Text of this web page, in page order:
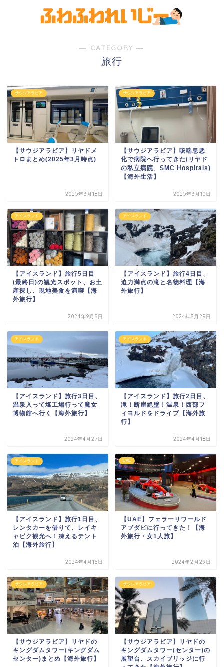
― CATEGORY ―
旅行
サウジアラビア
【サウジアラビア】リヤドメ
トロまとめ(2025年3月時点)
2025年3月18日
サウジアラビア
【サウジアラビア】咳喘息悪
化で病院へ行ってきた(リヤド
の私立病院、SMC Hospitals)
【海外生活】
2025年3月10日
アイスランド
【アイスランド】旅行5日目
(最終日)の観光スポット、お土
産探し、現地美食を満喫【海
外旅行】
2024年9月8日
アイスランド
【アイスランド】旅行4日目、
迫力満点の滝と名物料理【海
外旅行】
2024年8月29日
アイスランド
【アイスランド】旅行3日目、
温泉入って塩工場行って魔女
博物館へ行く【海外旅行】
2024年4月27日
アイスランド
【アイスランド】旅行2日目、
滝！断崖絶壁！温泉！西部フ
ィヨルドをドライブ【海外旅
行】
2024年4月18日
アイスランド
【アイスランド】旅行1日目、
レンタカーを借りて、レイキ
ャビク観光へ！凍えるテント
泊【海外旅行】
2024年4月16日
UAE
【UAE】フェラーリワールド
アブダビに行ってきた！【海
外旅行・女1人旅】
2024年2月29日
サウジアラビア
【サウジアラビア】リヤドの
キングダムタワー(キングダム
センター)まとめ【海外旅行】
サウジアラビア
【サウジアラビア】リヤドの
キングダムタワー(センター)の
展望台、スカイブリッジに行